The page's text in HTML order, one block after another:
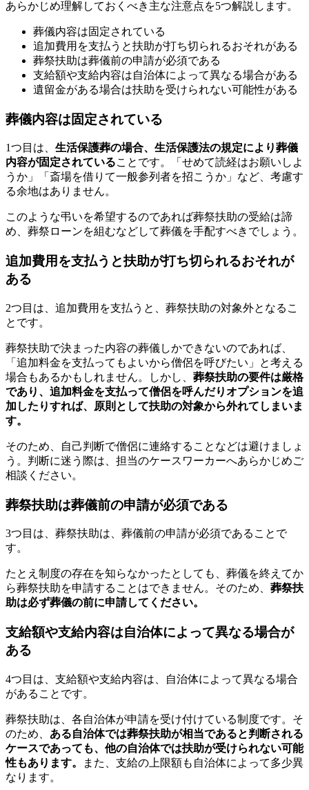
あらかじめ理解しておくべき主な注意点を5つ解説します。
葬儀内容は固定されている
追加費用を支払うと扶助が打ち切られるおそれがある
葬祭扶助は葬儀前の申請が必須である
支給額や支給内容は自治体によって異なる場合がある
遺留金がある場合は扶助を受けられない可能性がある
葬儀内容は固定されている
1つ目は、 生活保護葬の場合、生活保護法の規定により葬儀
内容が固定されていることです。「せめて読経はお願いしよ
うか」「斎場を借りて一般参列者を招こうか」など、考慮す
る余地はありません。
このような弔いを希望するのであれば葬祭扶助の受給は諦
め、葬祭ローンを組むなどして葬儀を手配すべきでしょう。
追加費用を支払うと扶助が打ち切られるおそれが
ある
2つ目は、追加費用を支払うと、葬祭扶助の対象外となるこ
とです。
葬祭扶助で決まった内容の葬儀しかできないのであれば、
「追加料金を支払ってもよいから僧侶を呼びたい」と考える
場合もあるかもしれません。しかし、 葬祭扶助の要件は厳格
であり、追加料金を支払って僧侶を呼んだりオプションを追
加したりすれば、原則として扶助の対象から外れてしまいま
す。
そのため、自己判断で僧侶に連絡することなどは避けましょ
う。判断に迷う際は、担当のケースワーカーへあらかじめご
相談ください。
葬祭扶助は葬儀前の申請が必須である
3つ目は、葬祭扶助は、葬儀前の申請が必須であることで
す。
たとえ制度の存在を知らなかったとしても、葬儀を終えてか
ら葬祭扶助を申請することはできません。そのため、 葬祭扶
助は必ず葬儀の前に申請してください。
支給額や支給内容は自治体によって異なる場合が
ある
4つ目は、支給額や支給内容は、自治体によって異なる場合
があることです。
葬祭扶助は、各自治体が申請を受け付けている制度です。そ
のため、 ある自治体では葬祭扶助が相当であると判断される
ケースであっても、他の自治体では扶助が受けられない可能
性もあります。
また、支給の上限額も自治体によって多少異
なります。